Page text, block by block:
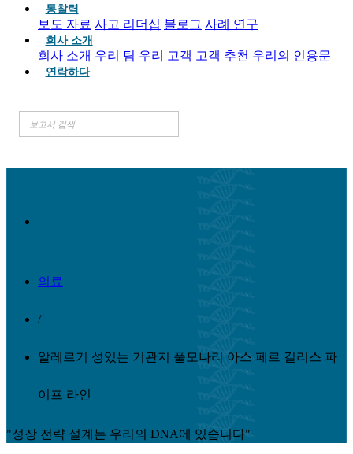
통찰력
보도 자료 사고 리더십 블로그 사례 연구
회사 소개
회사 소개 우리 팀 우리 고객 고객 추천 우리의 인용문
연락하다
의료
/
알레르기 성있는 기관지 풀모나리 아스 페르 길리스 파
이프 라인
"성장 전략 설계는 우리의 DNA에 있습니다"